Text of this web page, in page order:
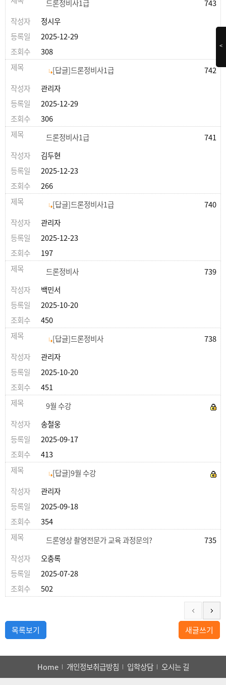
743
드론정비사1급
정시우
2025-12-29
308
742
[답글]드론정비사1급
관리자
2025-12-29
306
741
드론정비사1급
김두현
2025-12-23
266
740
[답글]드론정비사1급
관리자
2025-12-23
197
739
드론정비사
백민서
2025-10-20
450
738
[답글]드론정비사
관리자
2025-10-20
451
9월 수강
송철웅
2025-09-17
413
[답글]9월 수강
관리자
2025-09-18
354
735
드론영상 촬영전문가 교육 과정문의?
오충록
2025-07-28
502
목록보기 새글쓰기
Home 개인정보취급방침 입학상담 오시는 길
<